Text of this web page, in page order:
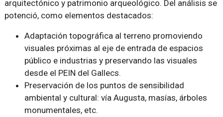
arquitectónico y patrimonio arqueológico. Del análisis se
potenció, como elementos destacados:
Adaptación topográfica al terreno promoviendo
visuales próximas al eje de entrada de espacios
público e industrias y preservando las visuales
desde el PEIN del Gallecs.
Preservación de los puntos de sensibilidad
ambiental y cultural: vía Augusta, masías, árboles
monumentales, etc.